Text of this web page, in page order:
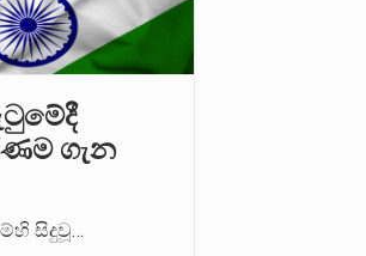
දෙවන ඉරිදා ලිට් රූම් සූම් සංවාදය
ඇමතිවරයා අධිකරණ
දේශපාලන හා මානව හිමිකම්
ප්‍රශ්න, ධීවරයන්ගේ ප්‍රශ්න, සෞඛය
ගැන
සිදුවූ…